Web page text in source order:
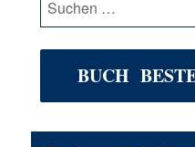
nach:
BUCH